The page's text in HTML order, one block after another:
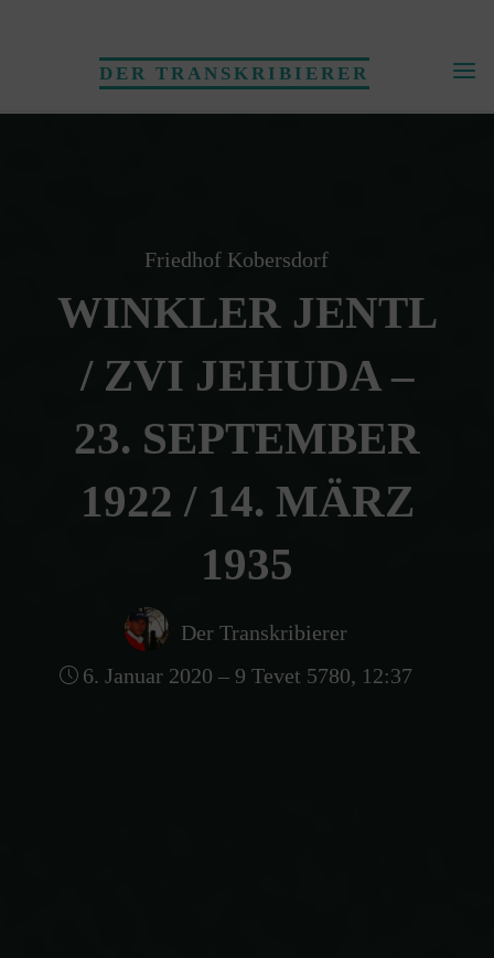
DER TRANSKRIBIERER
Friedhof Kobersdorf
WINKLER JENTL
/ ZVI JEHUDA –
23. SEPTEMBER
1922 / 14. MÄRZ
1935
Der Transkribierer
6. Januar 2020 – 9 Tevet 5780, 12:37